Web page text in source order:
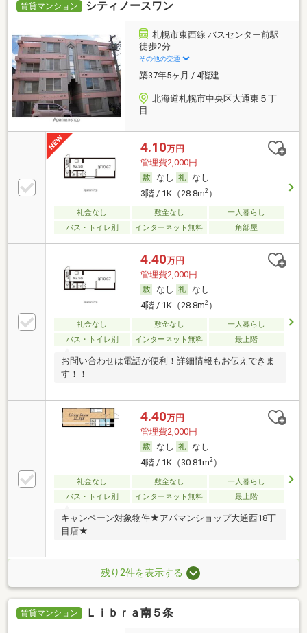
賃貸マンション シティノースワン
札幌市東西線 バスセンター前駅
徒歩2分
その他の交通
築37年5ヶ月 / 4階建
北海道札幌市中央区大通東５丁
目
4.10万円
管理費2,000円
なし
なし
3階 / 1K（28.8m2）
礼金なし 敷金なし
一人暮らし
バス・トイレ別
インターネット無料 角部屋
4.40万円
管理費2,000円
なし
なし
4階 / 1K（28.8m2）
礼金なし 敷金なし
一人暮らし
バス・トイレ別
インターネット無料 最上階
お問い合わせは電話が便利！詳細情報もお伝えできま
す！！
4.40万円
管理費2,000円
なし
なし
4階 / 1K（30.81m2）
礼金なし 敷金なし
一人暮らし
バス・トイレ別
インターネット無料 最上階
キャンペーン対象物件★アパマンショップ大通西18丁
目店★
残り2件を表示する
賃貸マンション Ｌｉｂｒａ南５条